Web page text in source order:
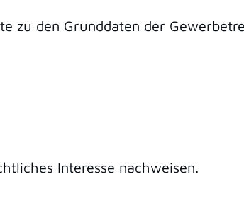
zu den Grunddaten der
Interesse nachweisen.